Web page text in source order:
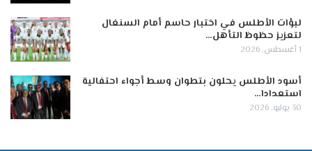
لبؤات الأطلس في اختبار حاسم أمام السنغال
لتعزيز حظوظ التأهل…
1 أغسطس, 2026
أسود الأطلس يحلون بتطوان وسط أجواء احتفالية
استعدادا…
30 يوليو, 2026